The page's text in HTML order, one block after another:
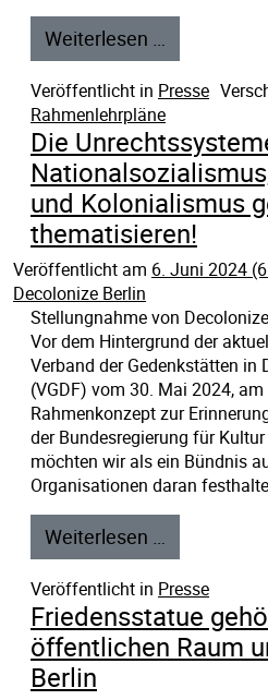
Weiterlesen …
Veröffentlicht in Presse
Rahmenlehrpläne
Die
und Kolonialismus
thematisieren!
Veröffentlicht am 6. Juni 2024
Decolonize Berlin
Stellungnahme von
Vor dem Hintergrund der
Verband der Gedenkstätten in
(VGDF) vom 30. Mai 2024,
Rahmenkonzept zur
der Bundesregierung für
möchten wir als ein Bündnis
Organisationen daran
Weiterlesen …
Veröffentlicht in Presse
Friedensstatue
öffentlichen Raum
Berlin